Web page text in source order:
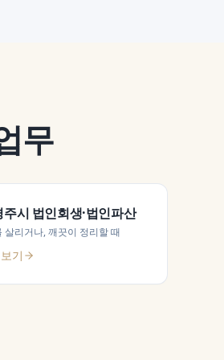
무
주시 법인회생·법인파산
살리거나, 깨끗이 정리할 때
기